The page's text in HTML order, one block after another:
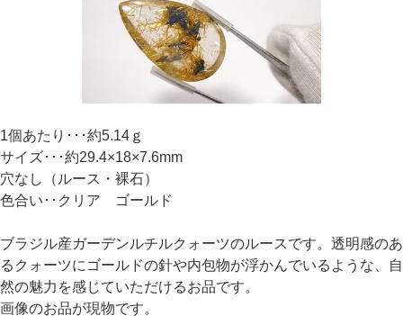
1個あたり･･･約5.14ｇ
サイズ･･･約29.4×18×7.6mm
穴なし（ルース・裸石）
色合い･･クリア ゴールド
ブラジル産ガーデンルチルクォーツのルースです。透明感のあ
るクォーツにゴールドの針や内包物が浮かんでいるような、自
然の魅力を感じていただけるお品です。
画像のお品が現物です。